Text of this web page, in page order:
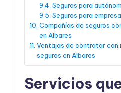
Seguros para
Seguros para
Compañías de seguros
en Albares
Ventajas de contratar con
seguros en Albares
Servicios